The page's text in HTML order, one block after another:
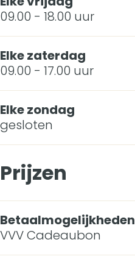
n
e
i
n
d
p
l
e
i
n
09.00 - 18.00 uur
Elke zaterdag
09.00 - 17.00 uur
Elke zondag
gesloten
Prijzen
Betaalmogelijkheden
VVV Cadeaubon